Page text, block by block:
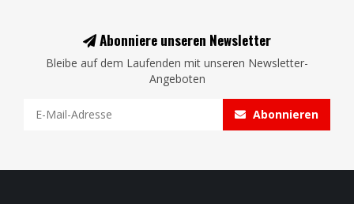
Abonniere unseren Newsletter
Bleibe auf dem Laufenden mit unseren Newsletter-
Angeboten
Abonnieren